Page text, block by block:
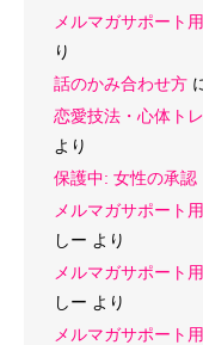
メルマガサポート
り
話のかみ合わせ方
恋愛技法・心体ト
より
保護中: 女性の承認
メルマガサポート
しー より
メルマガサポート
しー より
メルマガサポート